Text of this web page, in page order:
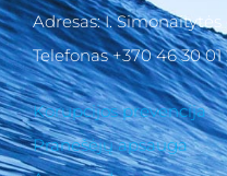
Adresas: I. Simonaitytės
Telefonas +370 46 30
Korupcijos prevencija
Pranešėjų apsauga